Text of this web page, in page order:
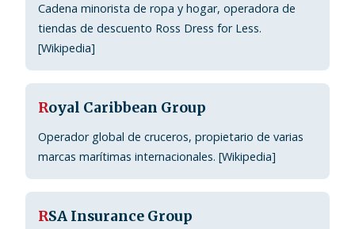
Cadena minorista de ropa y hogar, operadora de
tiendas de descuento Ross Dress for Less.
[Wikipedia]
Royal Caribbean Group
Operador global de cruceros, propietario de varias
marcas marítimas internacionales. [Wikipedia]
RSA Insurance Group